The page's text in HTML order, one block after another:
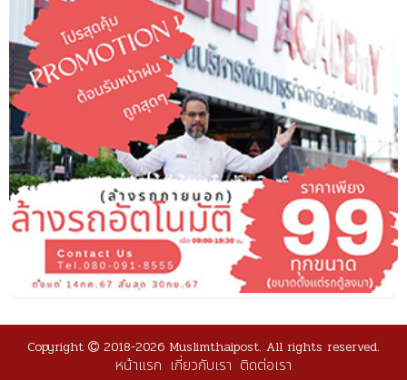
Copyright 2018-2026 Muslimthaipost. All rights reserved.
หน้าแรก เกี่ยวกับเรา ติดต่อเรา